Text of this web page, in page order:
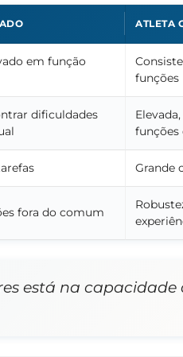
ATLETA
em função
funções
dificuldades
funções
Grande
fora do comum
está na